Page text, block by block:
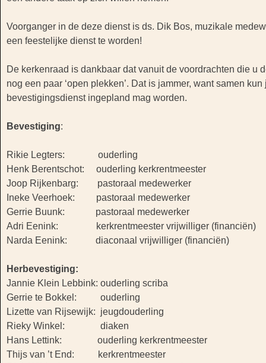
Voorganger in de deze dienst is ds. Dik Bos, muzikale
een feestelijke dienst te worden!
De kerkenraad is dankbaar dat vanuit de voordrachten die
nog een paar ‘open plekken’. Dat is jammer, want samen
bevestigingsdienst ingepland mag worden.
Bevestiging:
Rikie Legters: ouderling
Henk Berentschot: ouderling kerkrentmeester
Joop Rijkenbarg: pastoraal medewerker
Ineke Veerhoek: pastoraal medewerker
Gerrie Buunk: pastoraal medewerker
Adri Eenink: kerkrentmeester vrijwilliger (financiën)
Narda Eenink: diaconaal vrijwilliger (financiën)
Herbevestiging:
Jannie Klein Lebbink: ouderling scriba
Gerrie te Bokkel: ouderling
Lizette van Rijsewijk: jeugdouderling
Rieky Winkel: diaken
Hans Lettink: ouderling kerkrentmeester
Thijs van ’t End: kerkrentmeester